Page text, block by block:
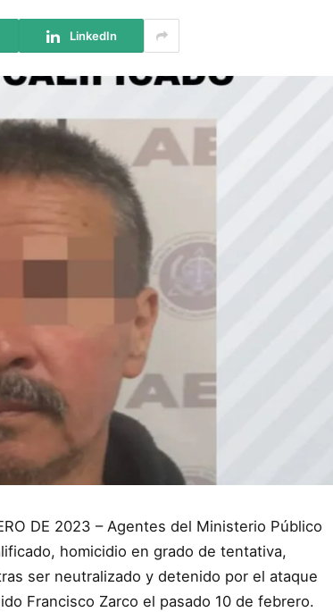
LinkedIn
DE 2023 – Agentes del Ministerio Público
homicidio en grado de tentativa,
ser neutralizado y detenido por el ataque
Francisco Zarco el pasado 10 de febrero.